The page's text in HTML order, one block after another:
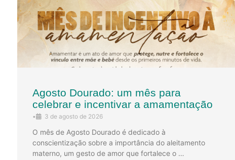
Agosto Dourado: um mês para
celebrar e incentivar a amamentação
• 3 de agosto de 2026
O mês de Agosto Dourado é dedicado à
conscientização sobre a importância do aleitamento
materno, um gesto de amor que fortalece o …